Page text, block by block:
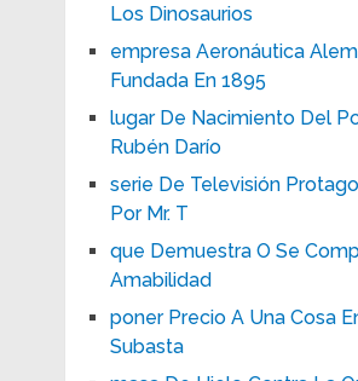
Los Dinosaurios
empresa Aeronáutica
Fundada En 1895
lugar De Nacimiento Del
Rubén Darío
serie De Televisión
Por Mr. T
que Demuestra O Se
Amabilidad
poner Precio A Una Cosa
Subasta